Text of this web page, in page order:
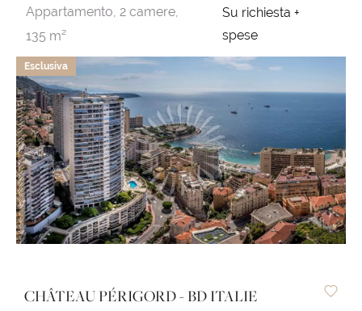
Appartamento, 2 camere,
135 m²
Su richiesta +
spese
Esclusiva
CHÂTEAU PÉRIGORD - BD ITALIE